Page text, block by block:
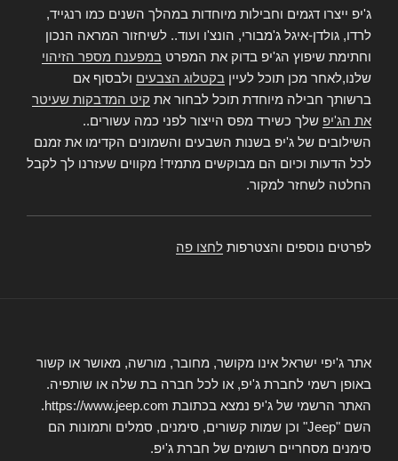
ג'יפ ייצרו דגמים וחבילות מיוחדות במהלך השנים כמו רנגייד,
לרדו, גולדן-איגל ג'מבורי, הונצ'ו ועוד.. לשיחזור המראה הנכון
וחתימת שיפוץ הג'יפ בדוק את המפרט במפענח מספר הזיהוי
שלנו,לאחר מכן תוכל לעיין בקטלוג הצבעים ולבסוף אם
ברשותך חבילה מיוחדת תוכל לבחור את קיט המדבקות שעיטר
את הג'יפ שלך כשירד מפס הייצור לפני כמה עשורים..
השילובים של ג'יפ בשנות השבעים והשמונים הקדימו את זמנם
לכל הדעות וכיום הם מבוקשים מתמיד! מקווים שעזרנו לך לקבל
החלטה לשחזר למקור.
לפרטים נוספים והצטרפות לחצו פה
אתר ג'יפי ישראל אינו מקושר, מחובר, מורשה, מאושר או קשור
באופן רשמי לחברת ג'יפ, או לכל חברה בת שלה או שותפיה.
האתר הרשמי של ג'יפ נמצא בכתובת https://www.jeep.com.
השם "Jeep" וכן שמות קשורים, סימנים, סמלים ותמונות הם
סימנים מסחריים רשומים של חברת ג'יפ.